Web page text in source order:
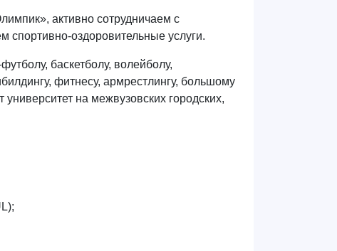
активно сотрудничаем с
спортивно-оздоровительные услуги.
баскетболу, волейболу,
фитнесу, армрестлингу, большому
на межвузовских городских,